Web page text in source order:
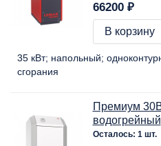
66200 ₽
В корзину
35 кВт напольный
сгорания
Премиум
водогрейный
Осталось: 1 шт.